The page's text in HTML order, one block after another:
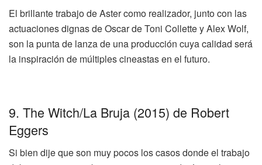
El brillante trabajo deAstercomo realizador, junto con las
actuaciones dignas de Oscar de Toni Collettey AlexWolf,
son la punta de lanza de una producción cuya calidad será
la inspiración de múltiples cineastas en el futuro.
9. The Witch/La Bruja (2015) de Robert
Eggers
Si bien dije que son muy pocos los casos donde el trabajo